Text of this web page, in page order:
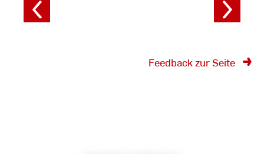
Fotodaten
anzeigen
Feedback zur Seite